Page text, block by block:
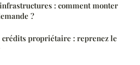
: comment monter
?
crédits propriétaire : reprenez le